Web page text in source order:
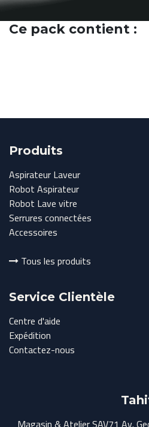
Ce pack contient :
Produits
Aspirateur Laveur
Robot Aspirateur
Robot Lave vitre
Serrures connectées
Accessoires
Tous les produits
Service Clientèle
Centre d'aide
Expédition
Contactez-nous